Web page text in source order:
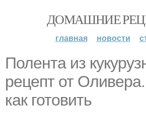
ДОМАШНИЕ
главная новости
Полента из
рецепт от
как готовить